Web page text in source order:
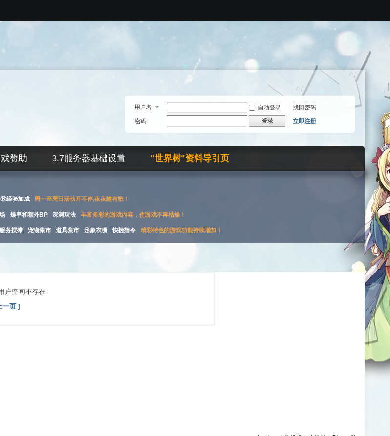
用户名 自动登录
找回密码
密码
登录 立即注册
赞助 3.7服务器基础设置 "世界树"资料导引页
⑥经验加成 周一至周日活动开不停,夜夜越有歌！
爆率和额外BP 深渊玩法 丰富多彩的游戏内容，使游戏不再枯燥！
服务摆摊 宠物集市 道具集市 形象衣橱 快捷指令 精彩特色的游戏功能持续增加！
户空间不存在
一页 ]